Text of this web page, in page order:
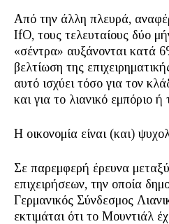
Από την άλλη πλευρά,
IfO, τους τελευταίους δύο
«σέντρα» αυξάνονται κατά
βελτίωση της
αυτό ισχύει τόσο για τον
και για το λιανικό εμπόριο ή
Η οικονομία είναι (και)
Σε παρεμφερή έρευνα
επιχειρήσεων, την οποία
Γερμανικός Σύνδεσμος
εκτιμάται ότι το Μουντιάλ